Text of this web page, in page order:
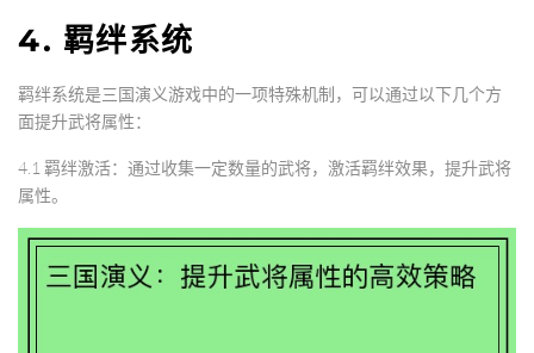
4. 羁绊系统
羁绊系统是三国演义游戏中的一项特殊机制，可以通过以下几个方
面提升武将属性：
4.1 羁绊激活：通过收集一定数量的武将，激活羁绊效果，提升武将
属性。